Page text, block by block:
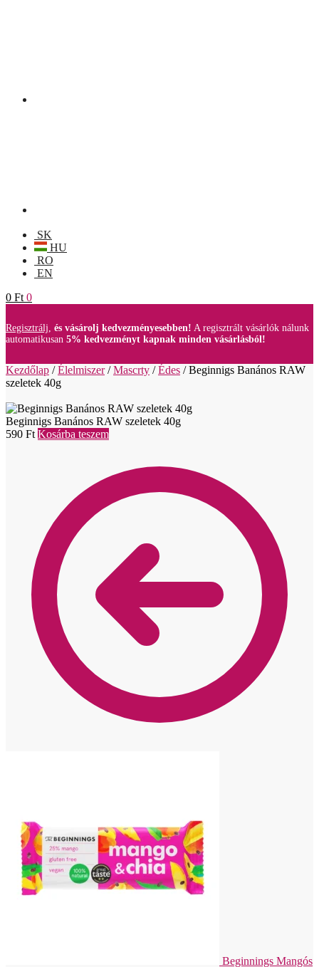
SK
HU
RO
EN
0 Ft 0
Regisztrálj, és vásárolj kedvezményesebben! A regisztrált vásárlók nálunk
automatikusan 5% kedvezményt kapnak minden vásárlásból!
Kezdőlap /Élelmiszer/Mascrty /Édes /Beginnigs Banános RAW
szeletek 40g
Beginnigs Banános RAW szeletek 40g
590 Ft Kosárba teszem
Beginnings Mangós